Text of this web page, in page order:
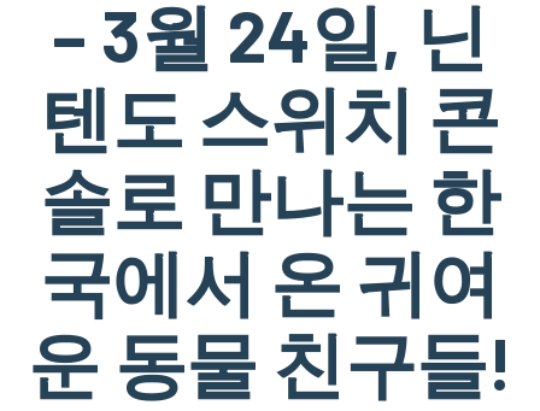
– 3월 24일, 닌
텐도 스위치 콘
솔로 만나는 한
국에서 온 귀여
운 동물 친구들!